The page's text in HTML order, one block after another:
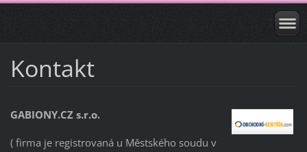
Kontakt
GABIONY.CZ s.r.o.
( firma je registrovaná u Městského soudu v